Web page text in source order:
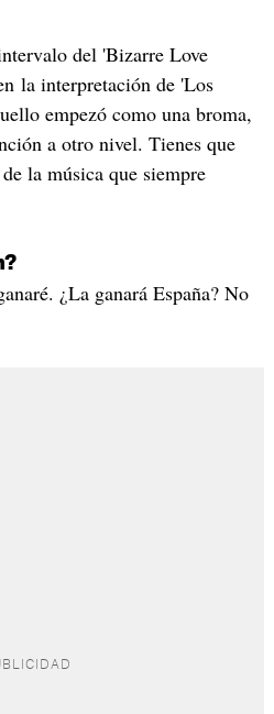
del 'Bizarre Love
la interpretación de 'Los
empezó como una broma,
a otro nivel. Tienes que
la música que siempre
¿La ganará España? No